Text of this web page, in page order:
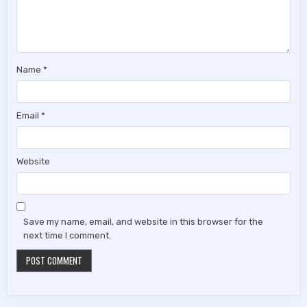
Name*
Email*
Website
Save my name, email, and website in this browser for the
next time I comment.